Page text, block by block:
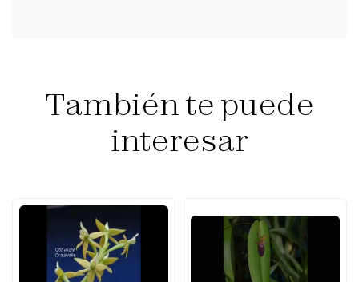
También te puede
interesar